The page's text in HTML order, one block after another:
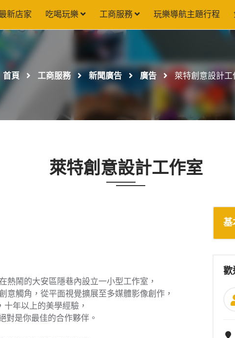
新店家 吃喝玩樂 工商服務 玩樂導航主題行程
首頁 工商服務 新聞廣告 廣告 萊特創意設計工
萊特創意設計工作室
熱鬧的大安區隱巷內設立一小型工作室，
意觸角，從平面視覺擴展至多媒體影像創作，
年以上的美學經驗，
對是你最佳的合作夥伴。
基
歡